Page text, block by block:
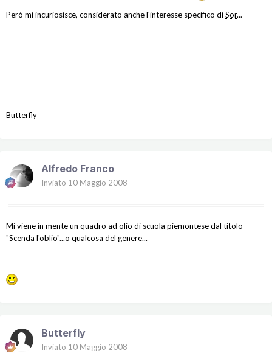
Però mi incuriosisce, considerato anche l'interesse specifico diSor...
Butterfly
Alfredo Franco
Inviato 10 Maggio 2008
Mi viene in mente un quadro ad olio di scuola piemontese dal titolo
"Scenda l'oblio"...o qualcosa del genere...
Butterfly
Inviato 10 Maggio 2008